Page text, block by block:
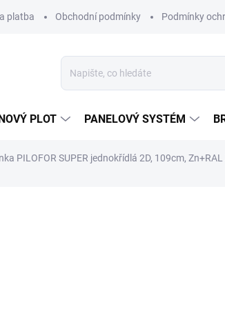
platba Obchodní podmínky Podmínky
PLOT PANELOVÝ SYSTÉM
PILOFOR SUPER jednokřídlá 2D, 109cm, Zn+RAL